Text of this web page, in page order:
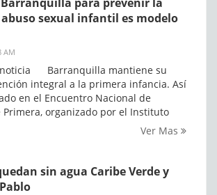
sexual infantil es modelo
AM
noticia Barranquilla mantiene su
integral a la primera infancia. Así
en el Encuentro Nacional de
Primera, organizado por el Instituto
Ver Mas
sin agua Caribe Verde y